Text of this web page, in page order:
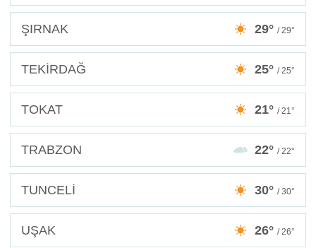
ŞIRNAK 29° / 29°
TEKİRDAĞ 25° / 25°
TOKAT 21° / 21°
TRABZON 22° / 22°
TUNCELİ 30° / 30°
UŞAK 26° / 26°